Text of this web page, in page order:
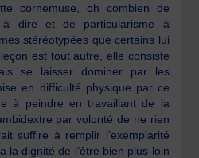
cornemuse, oh combien de
à dire et de particularisme à
stéréotypées que certains lui
est tout autre, elle consiste
se laisser dominer par les
en difficulté physique par ce
à peindre en travaillant de la
par volonté de ne rien
suffire à remplir l’exemplarité
la dignité de l’être bien plus loin